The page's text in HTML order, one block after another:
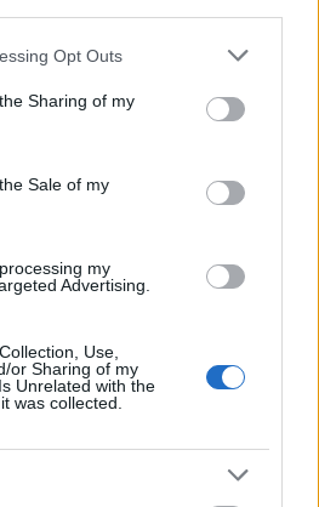
app uses one or more Google
usage behaviour. You may click to
and its third-party tags to
purposes in below Google
Opt Outs
Sharing of my
Sale of my
my
Advertising.
Use,
or Sharing of my
Unrelated with the
was collected.
volt a zenekar második ...
a Dark Sarah új